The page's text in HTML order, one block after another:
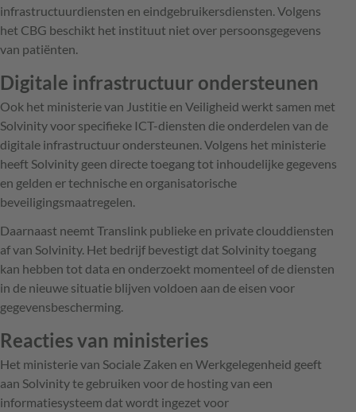
infrastructuurdiensten en eindgebruikersdiensten. Volgens
het CBG beschikt het instituut niet over persoonsgegevens
van patiënten.
Digitale infrastructuur ondersteunen
Ook het ministerie van Justitie en Veiligheid werkt samen met
Solvinity voor specifieke ICT-diensten die onderdelen van de
digitale infrastructuur ondersteunen. Volgens het ministerie
heeft Solvinity geen directe toegang tot inhoudelijke gegevens
en gelden er technische en organisatorische
beveiligingsmaatregelen.
Daarnaast neemt Translink publieke en private clouddiensten
af van Solvinity. Het bedrijf bevestigt dat Solvinity toegang
kan hebben tot data en onderzoekt momenteel of de diensten
in de nieuwe situatie blijven voldoen aan de eisen voor
gegevensbescherming.
Reacties van ministeries
Het ministerie van Sociale Zaken en Werkgelegenheid geeft
aan Solvinity te gebruiken voor de hosting van een
informatiesysteem dat wordt ingezet voor